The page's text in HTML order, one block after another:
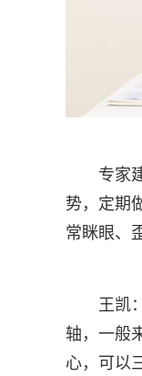
专家
势，定期
常眯眼、
王凯
轴，一般
心，可以